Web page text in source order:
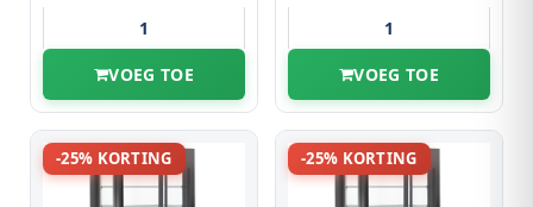
VOEG TOE VOEG TOE
-25% KORTING -25% KORTING